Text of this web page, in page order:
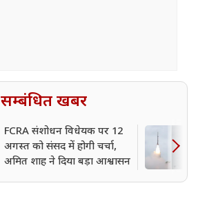
सम्बंधित खबर
FCRA संशोधन विधेयक पर 12
अगस्त को संसद में होगी चर्चा,
अमित शाह ने दिया बड़ा आश्वासन